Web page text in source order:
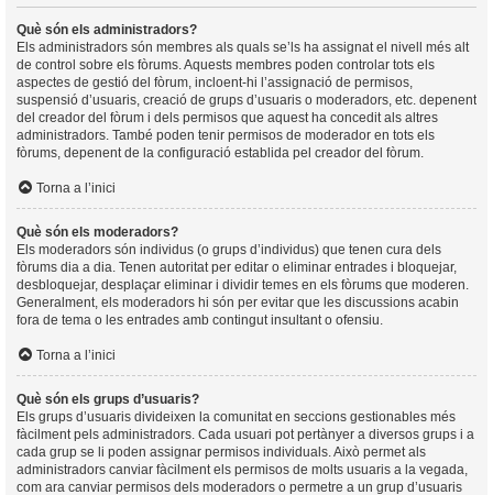
Què són els administradors?
Els administradors són membres als quals se’ls ha assignat el nivell més alt
de control sobre els fòrums. Aquests membres poden controlar tots els
aspectes de gestió del fòrum, incloent-hi l’assignació de permisos,
suspensió d’usuaris, creació de grups d’usuaris o moderadors, etc. depenent
del creador del fòrum i dels permisos que aquest ha concedit als altres
administradors. També poden tenir permisos de moderador en tots els
fòrums, depenent de la configuració establida pel creador del fòrum.
Torna a l’inici
Què són els moderadors?
Els moderadors són individus (o grups d’individus) que tenen cura dels
fòrums dia a dia. Tenen autoritat per editar o eliminar entrades i bloquejar,
desbloquejar, desplaçar eliminar i dividir temes en els fòrums que moderen.
Generalment, els moderadors hi són per evitar que les discussions acabin
fora de tema o les entrades amb contingut insultant o ofensiu.
Torna a l’inici
Què són els grups d’usuaris?
Els grups d’usuaris divideixen la comunitat en seccions gestionables més
fàcilment pels administradors. Cada usuari pot pertànyer a diversos grups i a
cada grup se li poden assignar permisos individuals. Això permet als
administradors canviar fàcilment els permisos de molts usuaris a la vegada,
com ara canviar permisos dels moderadors o permetre a un grup d’usuaris